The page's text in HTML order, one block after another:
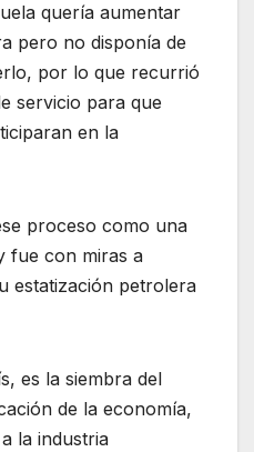
quería aumentar
pero no disponía de
por lo que recurrió
servicio para que
en la
proceso como una
fue con miras a
estatización petrolera
es la siembra del
de la economía,
la industria